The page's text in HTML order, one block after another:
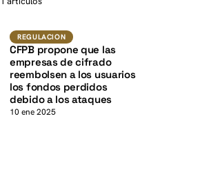
Regulacion
REGULACION
CFPB propone que las
empresas de cifrado
reembolsen a los usuarios
los fondos perdidos
debido a los ataques
10 ene 2025